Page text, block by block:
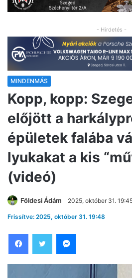
- Hirdetés -
MINDENMÁS
Kopp, kopp:
előjött a
épületek falába
lyukakat a kis
(videó)
Földesi Ádám 2025, október 31.
Frissítve: 2025, október 31. 19:48